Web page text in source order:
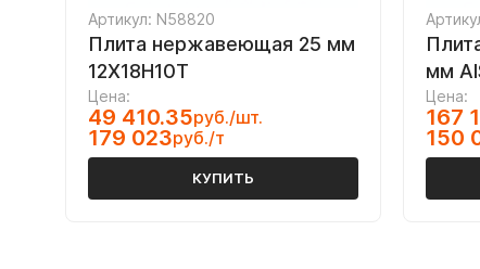
Артикул: N58820
Плита нержавеющая 25 мм
12Х18Н10Т
Цена:
49 410.35руб./шт.
179 023руб./т
КУПИТЬ
мм
Цена:
167
150